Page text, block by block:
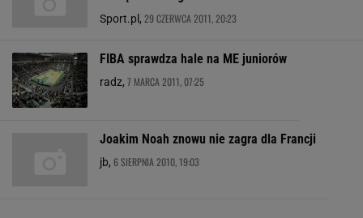
Sport.pl, 29 CZERWCA 2011, 20:23
FIBA sprawdza hale na ME juniorów
radz, 7 MARCA 2011, 07:25
Joakim Noah znowu nie zagra dla Francji
jb, 6 SIERPNIA 2010, 19:03